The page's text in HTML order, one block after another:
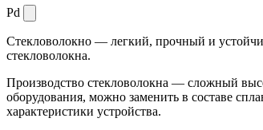
Pd
Стекловолокно — легкий, прочный и
стекловолокна.
Производство стекловолокна — сложный
оборудования, можно заменить в составе
характеристики устройства.